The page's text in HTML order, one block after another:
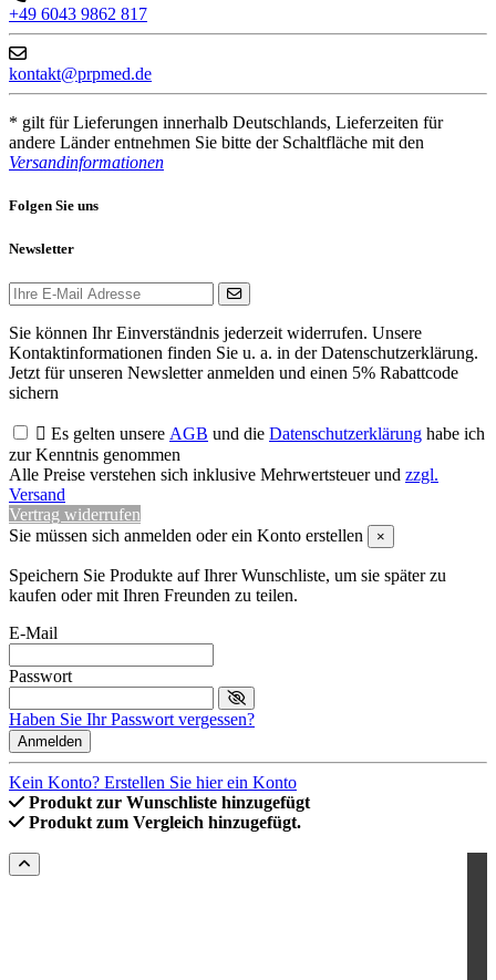
+49 6043 9862 817
kontakt@prpmed.de
* gilt für Lieferungen innerhalb Deutschlands, Lieferzeiten für
andere Länder entnehmen Sie bitte der Schaltfläche mit den
Versandinformationen
Folgen Sie uns
Newsletter
Sie können Ihr Einverständnis jederzeit widerrufen. Unsere
Kontaktinformationen finden Sie u. a. in der Datenschutzerklärung.
Jetzt für unseren Newsletter anmelden und einen 5% Rabattcode
sichern
 Es gelten unsere AGB und die Datenschutzerklärung habe ich
zur Kenntnis genommen
Alle Preise verstehen sich inklusive Mehrwertsteuer und zzgl.
Versand
Vertrag widerrufen
Sie müssen sich anmelden oder ein Konto erstellen
×
Speichern Sie Produkte auf Ihrer Wunschliste, um sie später zu
kaufen oder mit Ihren Freunden zu teilen.
E-Mail
Passwort
Haben Sie Ihr Passwort vergessen?
Anmelden
Kein Konto? Erstellen Sie hier ein Konto
Produkt zur Wunschliste hinzugefügt
Produkt zum Vergleich hinzugefügt.